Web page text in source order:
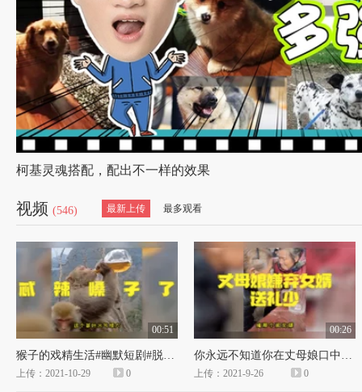
出
品
人
柯基灵魂搭配，配出不一样的效果
视频 (546) 最新上传 最多观看
00:51
猴子的戏精生活#幽默短剧#脱口秀
上传：2021-10-29 0
00:26
你永远不知道你在丈母娘口中的形象#幽默短剧#配音模仿
上传：2021-9-26 0